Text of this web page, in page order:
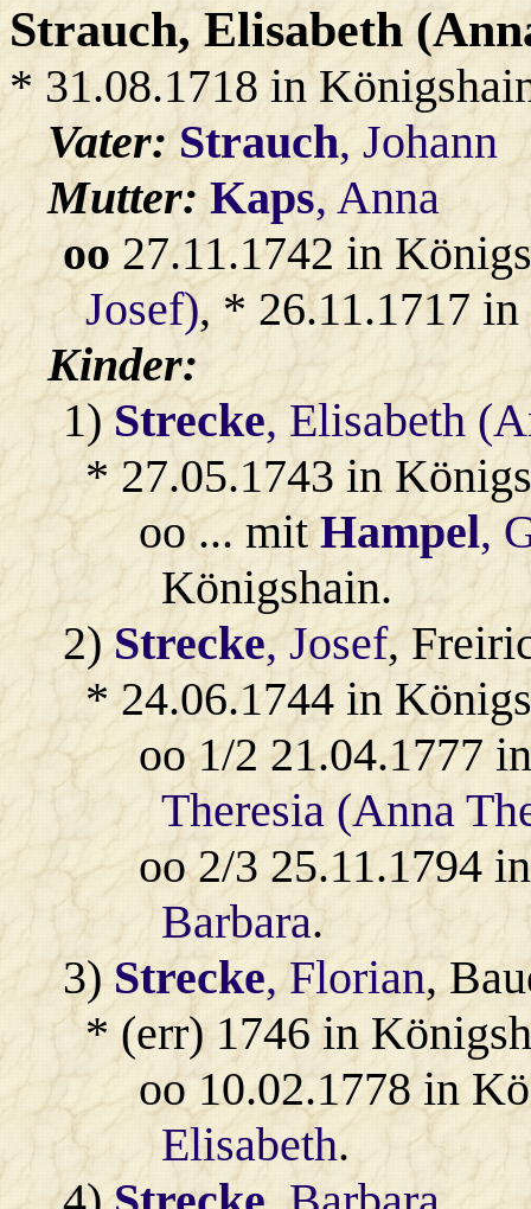
Strauch, Elisabeth
* 31.08.1718 in
Vater:Strauch, Johann
Mutter:Kaps, Anna
oo27.11.1742 in
Josef), * 26.11.1717
Kinder:
1)Strecke, Elisabeth
* 27.05.1743 in
oo ... mitHampel,
Königshain.
2)Strecke, Josef,
* 24.06.1744 in
oo 1/2 21.04.1777
Theresia (Anna
oo 2/3 25.11.1794
Barbara.
3)Strecke, Florian,
* (err) 1746 in
oo 10.02.1778 in
Elisabeth.